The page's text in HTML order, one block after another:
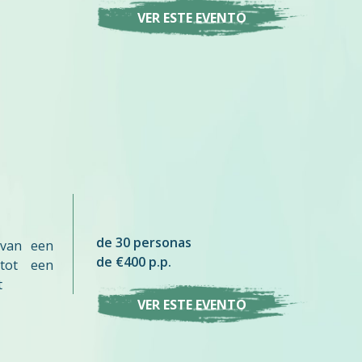
VER ESTE EVENTO
een
een
de 30 personas
de €400 p.p.
VER ESTE EVENTO